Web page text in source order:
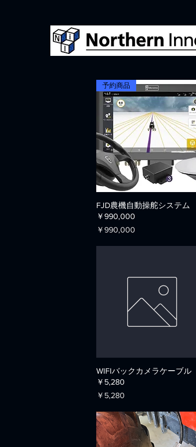
クイックビュー
予約商品
FJD農機自動操舵システム
￥990,000
価格
￥990,000
クイックビュー
WIFIバックカメラケーブル
￥5,280
価格
￥5,280